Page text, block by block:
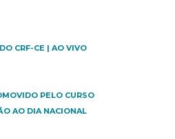
CRF-CE | AO VIVO
PELO CURSO
AO DIA NACIONAL